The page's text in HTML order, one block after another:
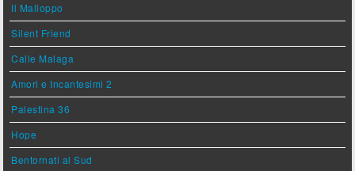
Il Malloppo
Silent Friend
Calle Malaga
Amori e Incantesimi 2
Palestina 36
Hope
Bentornati al Sud